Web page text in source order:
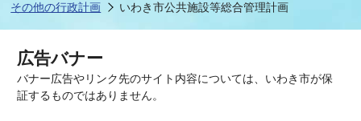
その他の行政計画
いわき市公共施設等総合管理計画
広告バナー
バナー広告やリンク先のサイト内容については、いわき市が保
証するものではありません。